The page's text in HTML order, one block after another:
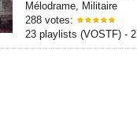
Mélodrame, Militaire
288 votes:
23 playlists (VOSTF) -